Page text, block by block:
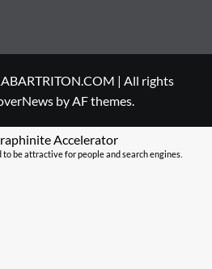
| All rights
by AF themes.
Accelerator
to be attractive for people and search engines.